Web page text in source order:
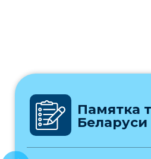
Памятка
Беларуси